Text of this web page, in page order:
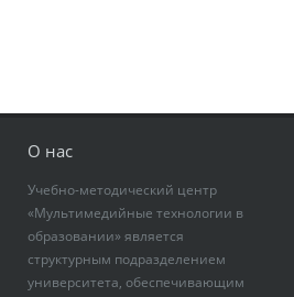
О нас
Учебно-методический центр
«Мультимедийные технологии в
образовании» является
структурным подразделением
университета, обеспечивающим